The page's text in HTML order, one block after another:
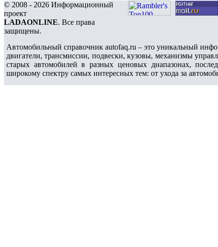
© 2008 - 2026 Информационный
проект
LADAONLINE. Все права
защищены.
Автомобильный справочник autofaq.ru – это уникальный
двигатели, трансмиссии, подвески, кузовы, механизмы
старых автомобилей в разных ценовых диапазонах,
широкому спектру самых интересных тем: от ухода за